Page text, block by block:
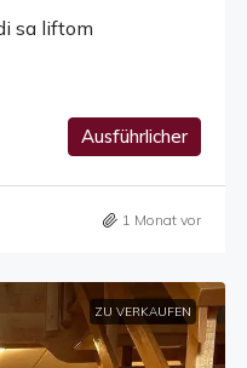
sa liftom
Ausführlicher
1 Monat vor
ZU VERKAUFEN